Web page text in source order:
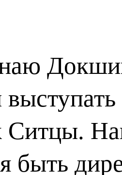
Ситцы.
быть